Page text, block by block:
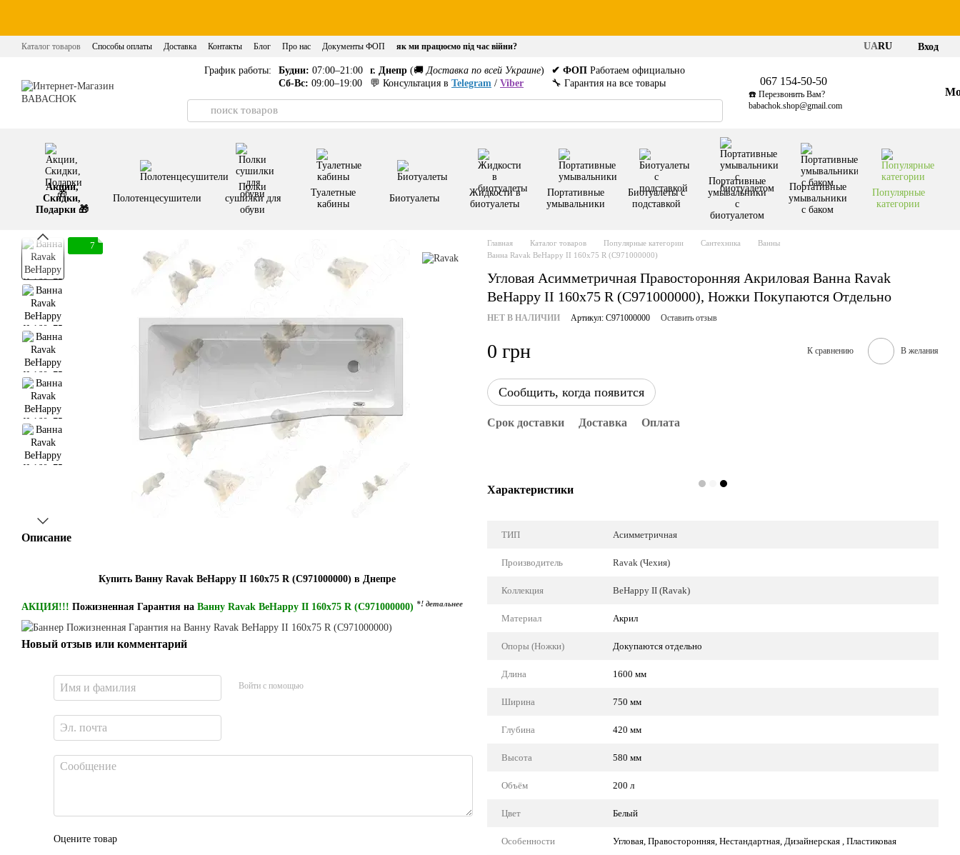
Каталог товаров Способы оплаты Доставка Контакты Блог Про нас Документы ФОП як ми працюємо під час війни? UARU Вход
График работы: Будни: 07:00–21:00
Сб-Вс: 09:00–19:00
г. Днепр (🚚 Доставка по всей Украине)
💬 Консультация в Telegram / Viber
✔ ФОП Работаем официально
🔧 Гарантия на все товары
067 154-50-50
☎️ Перезвонить Вам?
babachok.shop@gmail.com
Акции,
Скидки,
Подарки 🎁
Полотенцесушители
Полки
сушилки для
обуви
Туалетные
кабины
Биотуалеты
Жидкости в
биотуалеты
Портативные
умывальники
Биотуалеты с
подставкой
Портативные
умывальники
с
биотуалетом
Портативные
умывальники
с баком
Популярные
категории
7
Описание
Купить Ванну Ravak BeHappy II 160x75 R (C971000000) в Днепре
АКЦИЯ!!! Пожизненная Гарантия на Ванну Ravak BeHappy II 160x75 R (C971000000) *! детальнее
Новый отзыв или комментарий
Войти с помощью
Оцените товар
Главная Каталог товаров Популярные категории Сантехника
Ванны
Ванна Ravak BeHappy II 160x75 R (C971000000)
Угловая Асимметричная Правосторонняя Акриловая Ванна Ravak
BeHappy II 160x75 R (C971000000), Ножки Покупаются Отдельно
НЕТ В НАЛИЧИИ Артикул: C971000000 Оставить отзыв
0 грн К сравнению В желания
Сообщить, когда появится
Срок доставки Доставка Оплата
Характеристики
ТИП Асимметричная
Производитель Ravak (Чехия)
Коллекция BeHappy II (Ravak)
Материал Акрил
Опоры (Ножки) Докупаются отдельно
Длина 1600 мм
Ширина 750 мм
Глубина 420 мм
Высота 580 мм
Объём 200 л
Цвет Белый
Особенности Угловая, Правосторонняя, Нестандартная, Дизайнерская , Пластиковая